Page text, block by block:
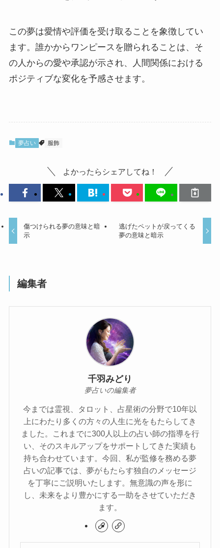
この夢は愛情や評価を受け取ることを象徴してい
ます。誰かからワンピースを贈られることは、そ
の人からの愛や承認が示され、
人間関係における
ポジティブな変化を予感させます。
夢占い 服飾
よかったらシェアしてね！
傷つけられる夢の意味と暗
示
逃げたペットが戻ってくる
夢の意味と暗示
編集者
千羽みどり
夢占いの編集者
今までは霊視、タロット、占星術の分野で10年以
上にわたり多くの方々の人生に光をもたらしてき
ました。これまでに300人以上の占い師の指導を行
い、そのスキルアップをサポートしてきた実績も
持ち合わせています。今回、私が監修を務める夢
占いの記事では、夢がもたらす独自のメッセージ
を丁寧にご説明いたします。無意識の声を形に
し、未来をより豊かにする一助をさせていただき
ます。